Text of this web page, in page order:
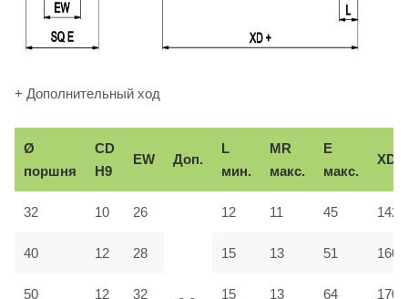
+ Дополнительный ход
Ø
поршня
CD
H9
EW Доп.
L
мин.
MR
макс.
E
макс.
XD
32 10 26 12 11 45 142
40 12 28 15 13 51 160
50 12 32 15 13 64 170